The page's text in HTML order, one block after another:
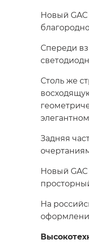
Новый
Спереди
Столь же
Задняя
Новый
На